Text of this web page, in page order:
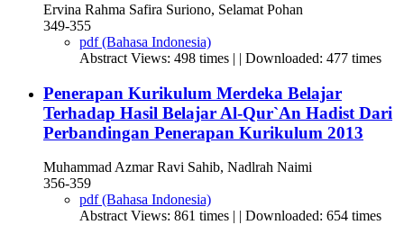
Ervina Rahma Safira Suriono, Selamat Pohan
349-355
pdf (Bahasa Indonesia)
Abstract Views: 498 times | | Downloaded: 477 times
Penerapan Kurikulum Merdeka Belajar
Terhadap Hasil Belajar Al-Qur`An Hadist Dari
Perbandingan Penerapan Kurikulum 2013
Muhammad Azmar Ravi Sahib, Nadlrah Naimi
356-359
pdf (Bahasa Indonesia)
Abstract Views: 861 times | | Downloaded: 654 times